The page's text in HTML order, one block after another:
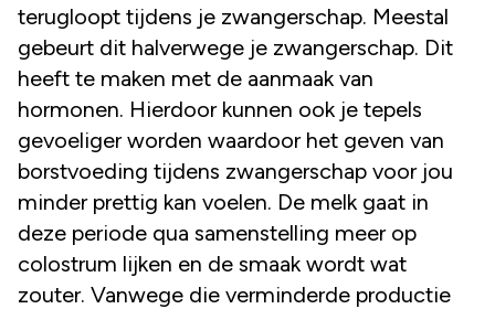
terugloopt tijdens je zwangerschap. Meestal
gebeurt dit halverwege je zwangerschap. Dit
heeft te maken met de aanmaak van
hormonen. Hierdoor kunnen ook je tepels
gevoeliger worden waardoor het geven van
borstvoeding tijdens zwangerschap voor jou
minder prettig kan voelen. De melk gaat in
deze periode qua samenstelling meer op
colostrum lijken en de smaak wordt wat
zouter. Vanwege die verminderde productie